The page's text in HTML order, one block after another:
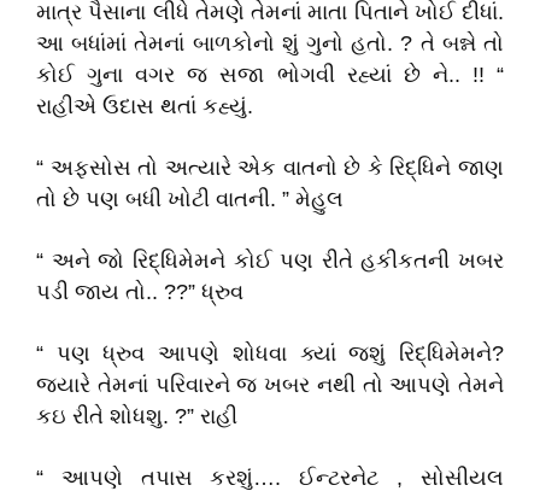
માત્ર પૈસાના લીધે તેમણે તેમનાં માતા પિતાને ખોઈ દીધાં.
આ બધાંમાં તેમનાં બાળકોનો શું ગુનો હતો. ? તે બન્ને તો
કોઈ ગુના વગર જ સજા ભોગવી રહ્યાં છે ને.. !! “
રાહીએ ઉદાસ થતાં કહ્યું.
“ અફસોસ તો અત્યારે એક વાતનો છે કે રિદ્ધિને જાણ
તો છે પણ બધી ખોટી વાતની. ” મેહુલ
“ અને જો રિદ્ધિમેમને કોઈ પણ રીતે હકીકતની ખબર
પડી જાય તો.. ??” ધ્રુવ
“ પણ ધ્રુવ આપણે શોધવા ક્યાં જશું રિદ્ધિમેમને?
જ્યારે તેમનાં પરિવારને જ ખબર નથી તો આપણે તેમને
કઇ રીતે શોધશુ. ?” રાહી
“ આપણે તપાસ કરશું…. ઈન્ટરનેટ , સોસીયલ